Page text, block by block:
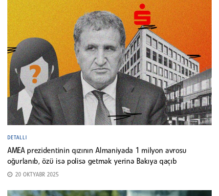
DETALLI
AMEA prezidentinin qızının Almaniyada 1 milyon avrosu
oğurlanıb, özü isə polisə getmək yerinə Bakıya qaçıb
20 OKTYABR 2025